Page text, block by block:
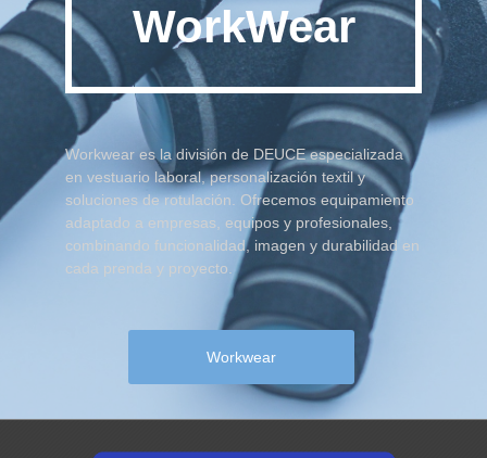
WorkWear
Workwear es la división de DEUCE especializada
en vestuario laboral, personalización textil y
soluciones de rotulación. Ofrecemos equipamiento
adaptado a empresas, equipos y profesionales,
combinando funcionalidad, imagen y durabilidad en
cada prenda y proyecto.
Workwear